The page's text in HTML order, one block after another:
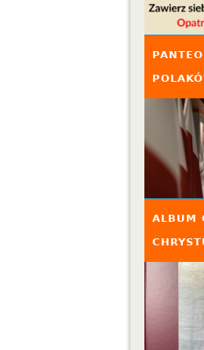
ALBUM